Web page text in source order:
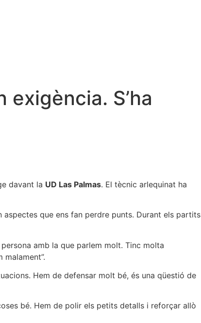
S’ha
davant la UD Las Palmas. El tècnic arlequinat ha
aspectes que ens fan perdre punts. Durant els partits
amb la que parlem molt. Tinc molta
Hem de defensar molt bé, és una qüestió de
bé. Hem de polir els petits detalls i reforçar allò